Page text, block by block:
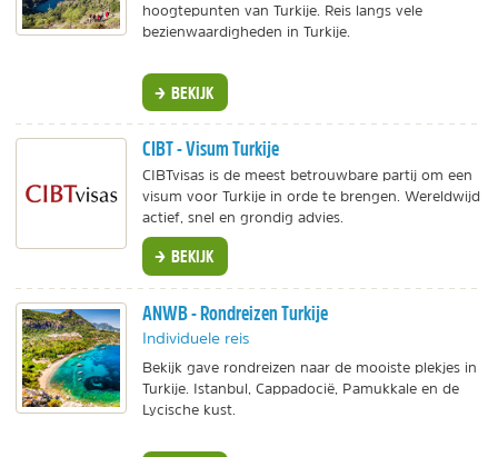
hoogtepunten van Turkije. Reis langs vele
bezienwaardigheden in Turkije.
BEKIJK
CIBT - Visum Turkije
CIBTvisas is de meest betrouwbare partij om een
visum voor Turkije in orde te brengen. Wereldwijd
actief, snel en grondig advies.
BEKIJK
ANWB - Rondreizen Turkije
Individuele reis
Bekijk gave rondreizen naar de mooiste plekjes in
Turkije. Istanbul, Cappadocië, Pamukkale en de
Lycische kust.